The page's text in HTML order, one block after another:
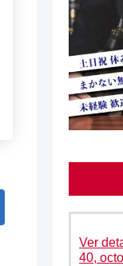
Ver
40,